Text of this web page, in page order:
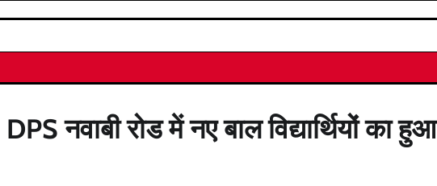
नवाबी रोड में नए बाल विद्यार्थियों का हुआ